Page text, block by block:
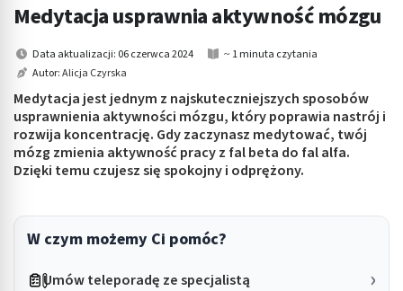
submenu: Kosmetyki
submenu: Higiena
submenu: Sprzęt medyczny
submenu: Wellness
Medytacja usprawnia aktywność mózgu
Data aktualizacji: 06 czerwca 2024
~ 1 minuta czytania
Autor:Alicja Czyrska
​Medytacja jest jednym z najskuteczniejszych sposobów
usprawnienia aktywności mózgu, który poprawia nastrój i
rozwija koncentrację. Gdy zaczynasz medytować, twój
mózg zmienia aktywność pracy z fal beta do fal alfa.
Dzięki temu czujesz się spokojny i odprężony.
W czym możemy Ci pomóc?
Umów teleporadę ze specjalistą